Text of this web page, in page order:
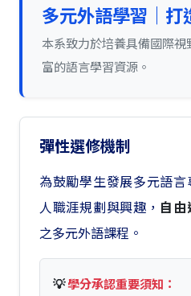
多元外語學習｜打
本系致力於培養具備國際
富的語言學習資源。
彈性選修機制
為鼓勵學生發展多元語
人職涯規劃與興趣， 自由
之多元外語課程。
💡學分承認重要須知：